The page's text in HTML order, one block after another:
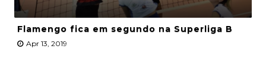
Flamengo fica em segundo na Superliga B
Apr 13, 2019